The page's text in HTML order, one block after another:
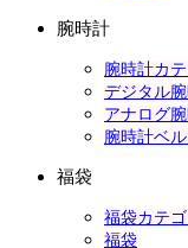
腕時計
腕時計カ
デジタル
アナログ
腕時計ベ
福袋
福袋カテ
福袋